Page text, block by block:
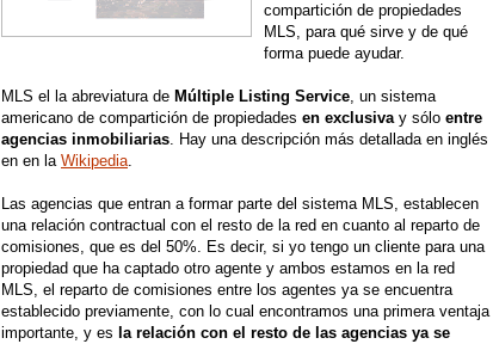
compartición de propiedades
MLS, para qué sirve y de qué
forma puede ayudar.
MLS el la abreviatura de Múltiple Listing Service, un sistema
americano de compartición de propiedades en exclusivay sólo entre
agencias inmobiliarias. Hay una descripción más detallada en inglés
en en la Wikipedia.
Las agencias que entran a formar parte del sistema MLS, establecen
una relación contractual con el resto de la red en cuanto al reparto de
comisiones, que es del 50%. Es decir, si yo tengo un cliente para una
propiedad que ha captado otro agente y ambos estamos en la red
MLS, el reparto de comisiones entre los agentes ya se encuentra
establecido previamente, con lo cual encontramos una primera ventaja
importante, y es
la relación con el resto de las agencias ya se